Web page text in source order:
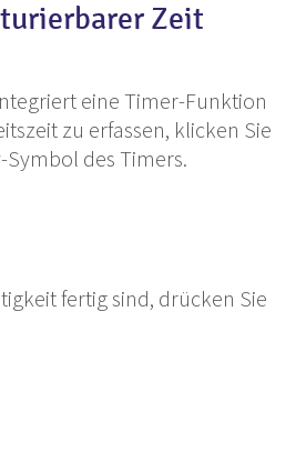
Zeit
eine Timer-Funktion
zu erfassen, klicken Sie
Symbol des Timers.
fertig sind, drücken Sie